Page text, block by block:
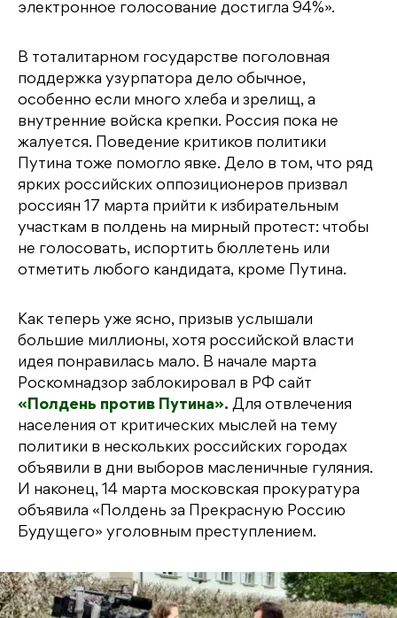
электронное голосование достигла 94%».
В тоталитарном государстве поголовная
поддержка узурпатора дело обычное,
особенно если много хлеба и зрелищ, а
внутренние войска крепки. Россия пока не
жалуется. Поведение критиков политики
Путина тоже помогло явке. Дело в том, что ряд
ярких российских оппозиционеров призвал
россиян 17 марта прийти к избирательным
участкам в полдень на мирный протест: чтобы
не голосовать, испортить бюллетень или
отметить любого кандидата, кроме Путина.
Как теперь уже ясно, призыв услышали
большие миллионы, хотя российской власти
идея понравилась мало. В начале марта
Роскомнадзор заблокировал в РФ сайт
«Полдень против Путина». Для отвлечения
населения от критических мыслей на тему
политики в нескольких российских городах
объявили в дни выборов масленичные гуляния.
И наконец, 14 марта московская прокуратура
объявила «Полдень за Прекрасную Россию
Будущего» уголовным преступлением.